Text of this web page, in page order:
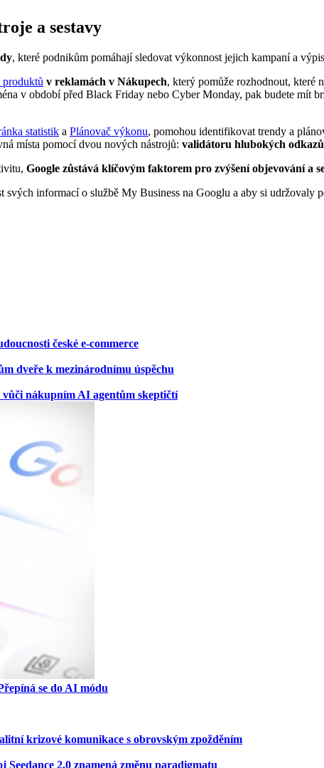
a sestavy
, které podnikům pomáhají sledovat výkonnost jejich kampaní a
produktů v reklamách v Nákupech, který pomůže rozhodnout, které
v období před Black Friday nebo Cyber Monday, pak budete mít
statistik a Plánovač výkonu, pomohou identifikovat trendy a
místa pomocí dvou nových nástrojů: validátoru hlubokých
Google zůstává klíčovým faktorem pro zvýšení objevování
informací o službě My Business na Googlu a aby si
české e-commerce
dveře k mezinárodnímu úspěchu
vůči nákupním AI agentům skeptičtí
se do AI módu
krizové komunikace s obrovským zpožděním
2.0 znamená změnu paradigmatu